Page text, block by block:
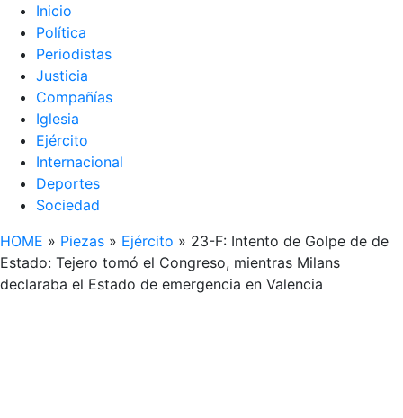
Inicio
Política
Periodistas
Justicia
Compañías
Iglesia
Ejército
Internacional
Deportes
Sociedad
HOME » Piezas » Ejército » 23-F: Intento de Golpe de de
Estado: Tejero tomó el Congreso, mientras Milans
declaraba el Estado de emergencia en Valencia